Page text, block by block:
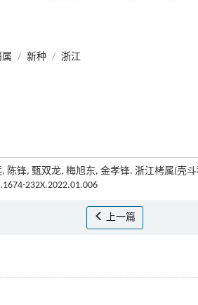
属 / 新种 / 浙江
陈锋, 甄双龙, 梅旭东, 金孝锋. 浙江栲属(壳
232X.2022.01.006
上一篇